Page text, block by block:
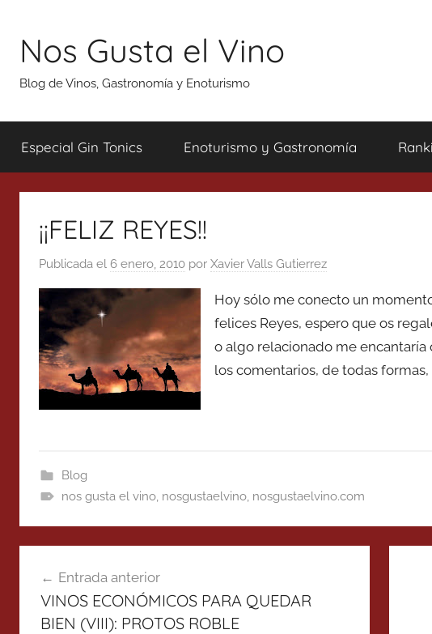
contenido
Nos Gusta el Vino
Blog de Vinos, Gastronomía y Enoturismo
Especial Gin Tonics Enoturismo y Gastronomía
¡¡FELIZ REYES!!
Publicada el 6 enero, 2010 por Xavier Valls Gutierrez
Hoy sólo me conecto un
felices Reyes, espero que os
o algo relacionado me encantaría
los comentarios, de todas formas,
Blog
nos gusta el vino, nosgustaelvino, nosgustaelvino.com
de
entradas
Entrada anterior
VINOS ECONÓMICOS PARA QUEDAR
BIEN (VIII): PROTOS ROBLE